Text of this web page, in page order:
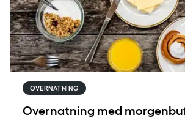
OVERNATNING
Overnatning med